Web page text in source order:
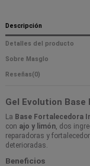
Descripción
Detalles del producto
Sobre Masglo
Reseñas(0)
Gel Evolution
La Base Fortalecedora
con ajo y limón, dos
reparadoras y
deterioradas.
Beneficios